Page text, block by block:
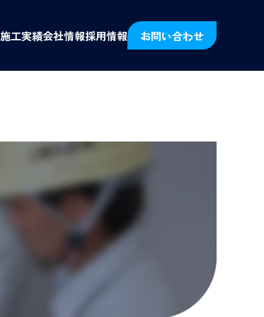
施工実績会社情報採用情報 お問い合わせ